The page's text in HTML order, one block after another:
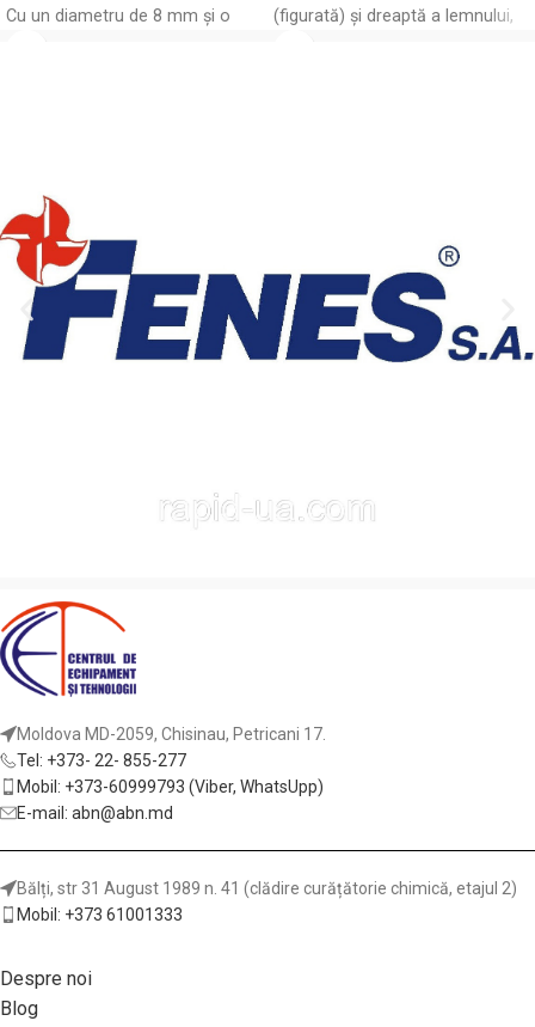
Cu un diametru de 8 mm și o
domeniu. Optimizează-ți
proiectele cu ajutorul acestui
produs esențial!
(figurată) și dreaptă a lemnului,
Moldova MD-2059, Chisinau, Petricani 17.
Tel: +373- 22- 855-277
Mobil: +373-60999793 (Viber, WhatsUpp)
E-mail: abn@abn.md
Bălți, str 31 August 1989 n. 41 (clădire curățătorie chimică, etajul 2)
Mobil: +373 61001333
Despre noi
Blog